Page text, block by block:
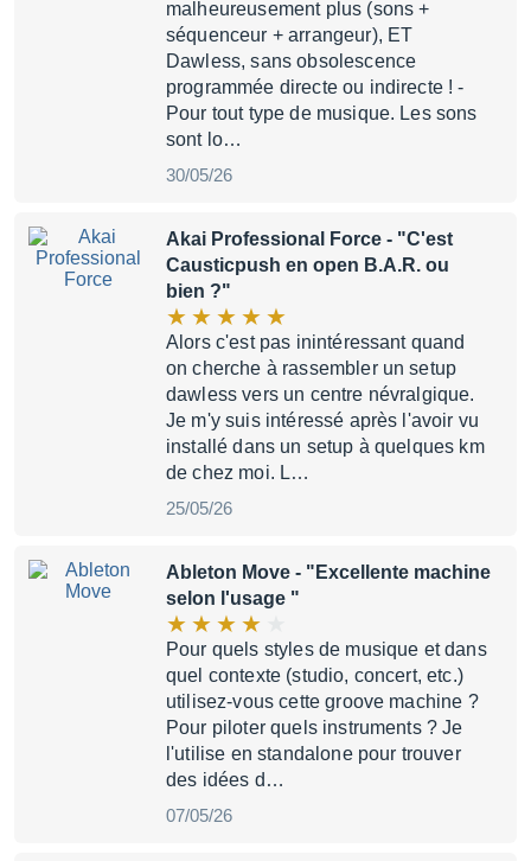
malheureusement plus (sons +
séquenceur + arrangeur), ET
Dawless, sans obsolescence
programmée directe ou indirecte ! -
Pour tout type de musique. Les sons
sont lo…
30/05/26
Akai Professional Force - "C'est
Causticpush en open B.A.R. ou
bien ?"
Alors c'est pas inintéressant quand
on cherche à rassembler un setup
dawless vers un centre névralgique.
Je m'y suis intéressé après l'avoir vu
installé dans un setup à quelques km
de chez moi. L…
25/05/26
Ableton Move - "Excellente machine
selon l'usage "
Pour quels styles de musique et dans
quel contexte (studio, concert, etc.)
utilisez-vous cette groove machine ?
Pour piloter quels instruments ? Je
l'utilise en standalone pour trouver
des idées d…
07/05/26